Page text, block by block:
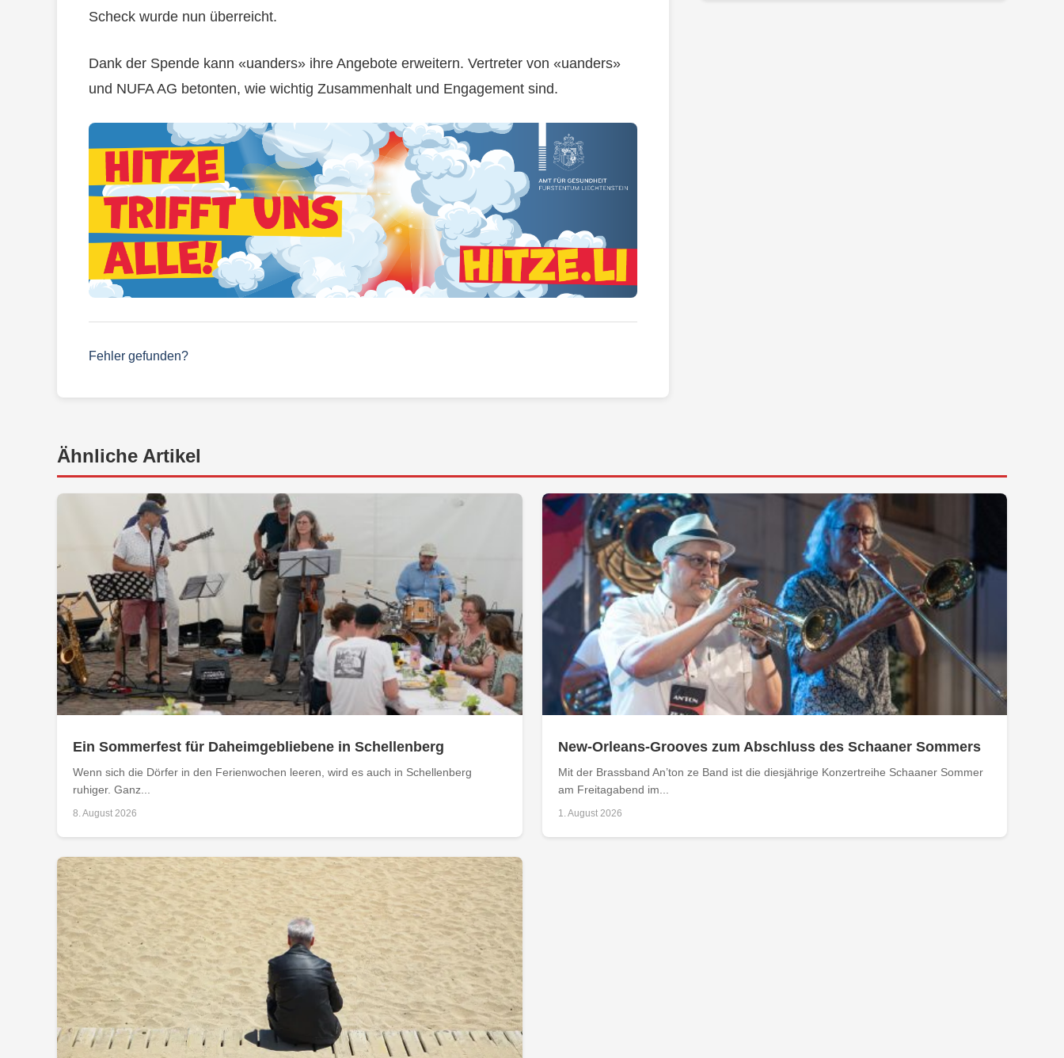
Scheck wurde nun überreicht.
Dank der Spende kann «uanders» ihre Angebote erweitern. Vertreter von «uanders»
und NUFA AG betonten, wie wichtig Zusammenhalt und Engagement sind.
Fehler gefunden?
Ähnliche Artikel
Ein Sommerfest für Daheimgebliebene in Schellenberg
Wenn sich die Dörfer in den Ferienwochen leeren, wird es auch in Schellenberg
ruhiger. Ganz...
8. August 2026
New-Orleans-Grooves zum Abschluss des Schaaner Sommers
Mit der Brassband An’ton ze Band ist die diesjährige Konzertreihe Schaaner Sommer
am Freitagabend im...
1. August 2026